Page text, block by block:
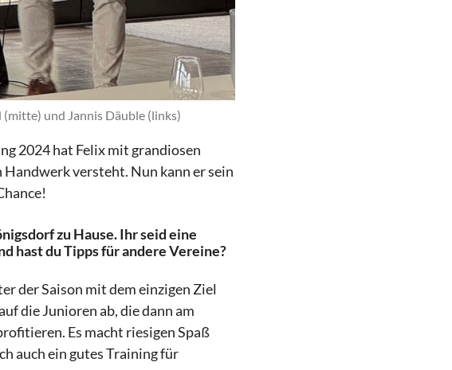
und Jannis Däuble (links)
2024 hat Felix mit grandiosen
Handwerk versteht. Nun kann er sein
zu Hause. Ihr seid eine
hast du Tipps für andere Vereine?
der Saison mit dem einzigen Ziel
die Junioren ab, die dann am
Es macht riesigen Spaß
auch ein gutes Training für